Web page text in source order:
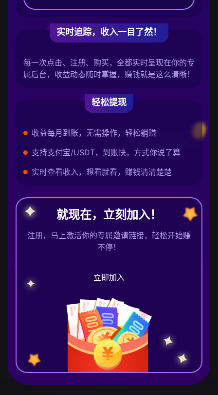
实时追踪，收入一目了然！
每一次点击、注册、购买，全都实时呈现在你的专
属后台，收益动态随时掌握，赚钱就是这么清晰！
轻松提现
收益每月到账，无需操作，轻松躺赚
支持支付宝/USDT，到账快，方式你说了算
实时查看收入，想看就看，赚钱清清楚楚
就现在，立刻加入！
注册，马上激活你的专属邀请链接，轻松开始赚
不停！
立即加入